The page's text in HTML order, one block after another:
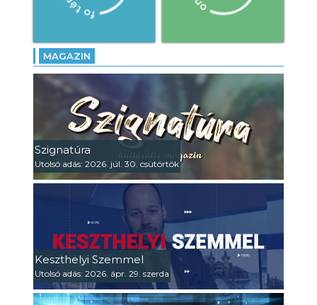
MAGAZIN
Szignatúra
Utolsó adás: 2026. júl. 30. csütörtök
Keszthelyi Szemmel
Utolsó adás: 2026. ápr. 29. szerda